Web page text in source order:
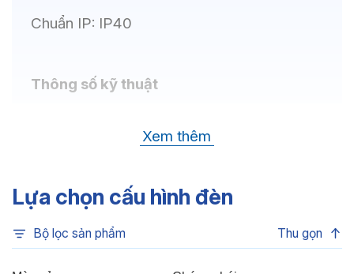
Chuẩn IP: IP40
Thông số kỹ thuật
6500K, 4000K, 3500K,
Chỉ số hoàn màu: CRI80, CRI90
Quang thông:1440lm(C), 1440lm(N),
Xem thêm
Lựa chọn cấu hình đèn
Bộ lọc sản phẩm Thu gọn